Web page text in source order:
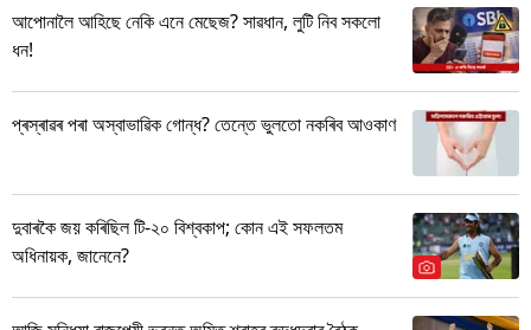
আপোনালৈ আহিছে নেকি এনে মেছেজ? সাৱধান, লুটি নিব সকলো
ধন!
প্ৰস্ৰাৱৰ পৰা অস্বাভাৱিক গোন্ধ? তেন্তে ভুলতো নকৰিব আওকাণ
দুবাৰকৈ জয় কৰিছিল টি-২০ বিশ্বকাপ; কোন এই সফলতম
অধিনায়ক, জানেনে?